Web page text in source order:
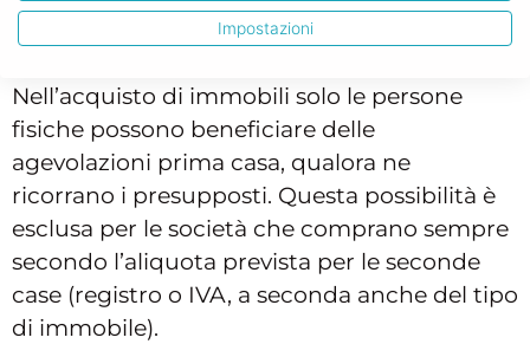
Può usufruire delle agevolazioni
prima casa una società?
Nell’acquisto di immobili solo le persone
fisiche possono beneficiare delle
agevolazioni prima casa, qualora ne
ricorrano i presupposti. Questa possibilità è
esclusa per le società che comprano sempre
secondo l’aliquota prevista per le seconde
case (registro o IVA, a seconda anche del tipo
di immobile).
Impostazioni